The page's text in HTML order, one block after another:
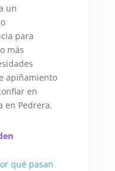
un
para
más
apiñamiento
en
en Pedrera.
qué pasan